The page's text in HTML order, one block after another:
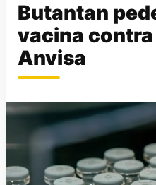
Butantan
vacina
Anvisa